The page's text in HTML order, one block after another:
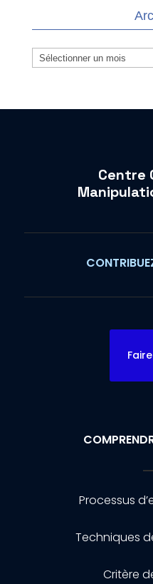
Archives
Centre
Processus
Techniques
Critère